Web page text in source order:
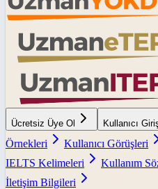
Ücretsiz Üye Ol Kullanıcı
Örnekleri
Kullanıcı Görüşleri
IELTS Kelimeleri
Kullanım
İletişim Bilgileri